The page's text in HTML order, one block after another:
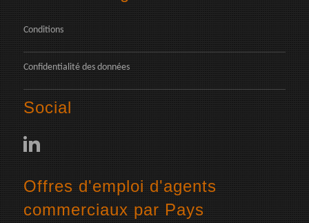
Conditions
Confidentialité des données
Social
Offres d'emploi d'agents
commerciaux par Pays